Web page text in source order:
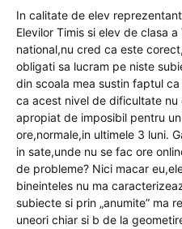
In calitate de elev
Elevilor Timis si elev de clasa
national,nu cred ca este
obligati sa lucram pe niste
din scoala mea sustin faptul
ca acest nivel de dificultate nu
apropiat de imposibil pentru
ore,normale,in ultimele 3 luni.
in sate,unde nu se fac ore
de probleme? Nici macar
bineinteles nu ma
subiecte si prin „anumite” ma
uneori chiar si b de la